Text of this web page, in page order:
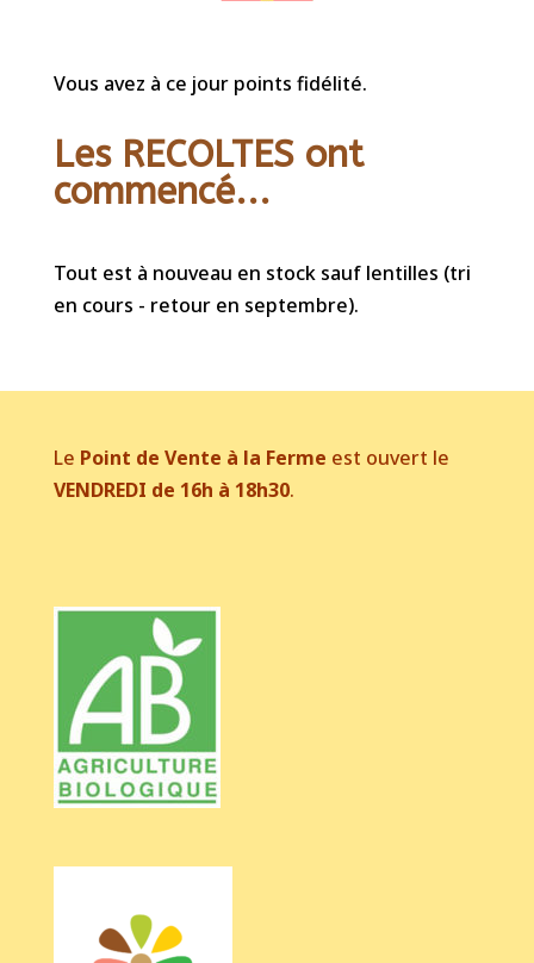
Vous avez à ce jour points fidélité.
Les RECOLTES ont
commencé...
Tout est à nouveau en stock sauf lentilles (tri
en cours - retour en septembre).
Le Point de Vente à la Ferme est ouvert le
VENDREDI de 16h à 18h30.